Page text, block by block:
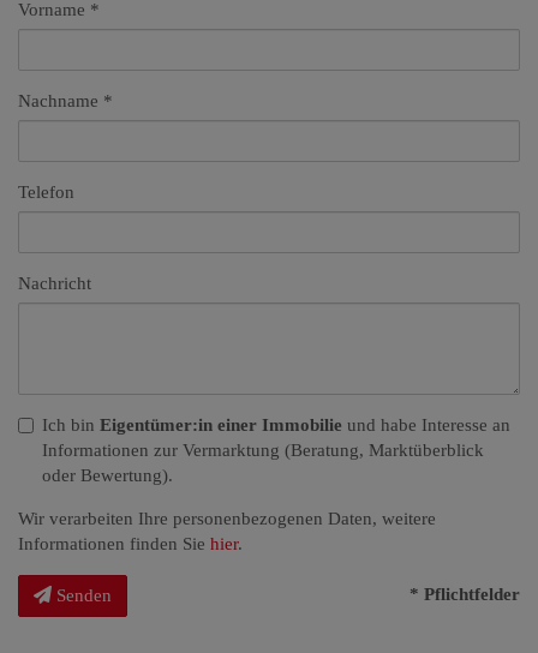
Vorname
Nachname
Telefon
Nachricht
Ich bin Eigentümer:in einer Immobilie und habe Interesse an
Informationen zur Vermarktung (Beratung, Marktüberblick
oder Bewertung).
Wir verarbeiten Ihre personenbezogenen Daten, weitere
Informationen finden Sie hier.
Senden * Pflichtfelder